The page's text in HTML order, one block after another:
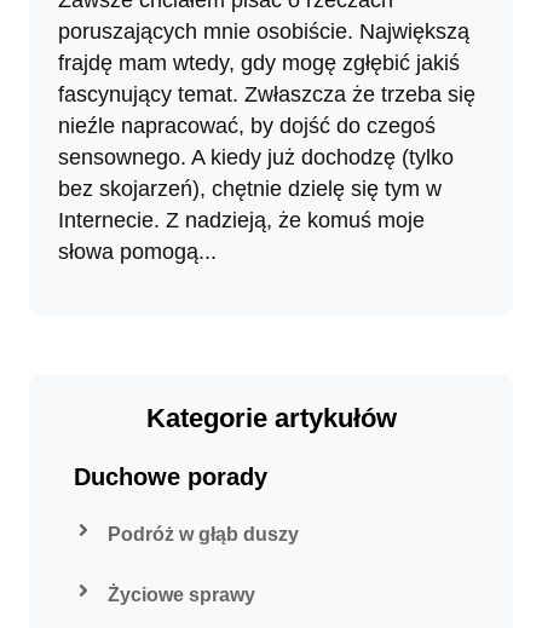
poruszających mnie osobiście. Największą
frajdę mam wtedy, gdy mogę zgłębić jakiś
fascynujący temat. Zwłaszcza że trzeba się
nieźle napracować, by dojść do czegoś
sensownego. A kiedy już dochodzę (tylko
bez skojarzeń), chętnie dzielę się tym w
Internecie. Z nadzieją, że komuś moje
słowa pomogą...
Kategorie artykułów
Duchowe porady
Podróż w głąb duszy
Życiowe sprawy